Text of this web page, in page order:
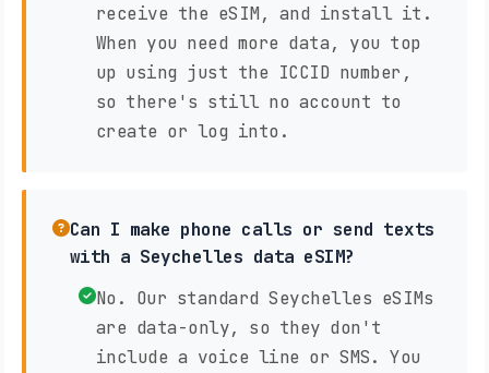
receive the eSIM, and install it.
When you need more data, you top
up using just the ICCID number,
so there's still no account to
create or log into.
Can I make phone calls or send texts
with a Seychelles data eSIM?
No. Our standard Seychelles eSIMs
are data-only, so they don't
include a voice line or SMS. You